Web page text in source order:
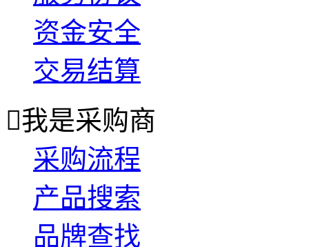
资金安全
交易结算
我是采购商
采购流程
产品搜索
品牌查找